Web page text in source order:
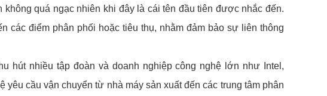
quá ngạc nhiên khi đây là cái tên đầu tiên được nhắc đến.
các điểm phân phối hoặc tiêu thụ, nhằm đảm bảo sự liên thông
hút nhiều tập đoàn và doanh nghiệp công nghệ lớn như Intel,
cầu vận chuyển từ nhà máy sản xuất đến các trung tâm phân